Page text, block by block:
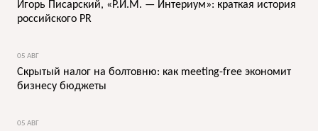
Игорь Писарский, «Р.И.М. — Интериум»: краткая история
российского PR
05 АВГ
Скрытый налог на болтовню: как meeting-free экономит
бизнесу бюджеты
05 АВГ